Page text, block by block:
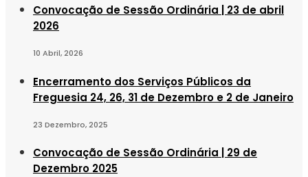
Convocação de Sessão Ordinária | 23 de abril
2026
10 Abril, 2026
Encerramento dos Serviços Públicos da
Freguesia 24, 26, 31 de Dezembro e 2 de Janeiro
23 Dezembro, 2025
Convocação de Sessão Ordinária | 29 de
Dezembro 2025